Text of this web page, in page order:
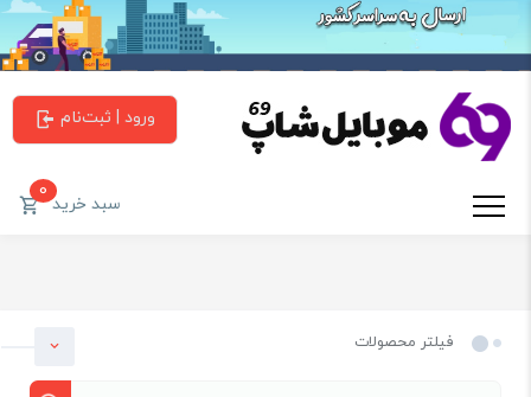
ورود | ثبت‌نام
سبد خرید0
فیلتر محصولات